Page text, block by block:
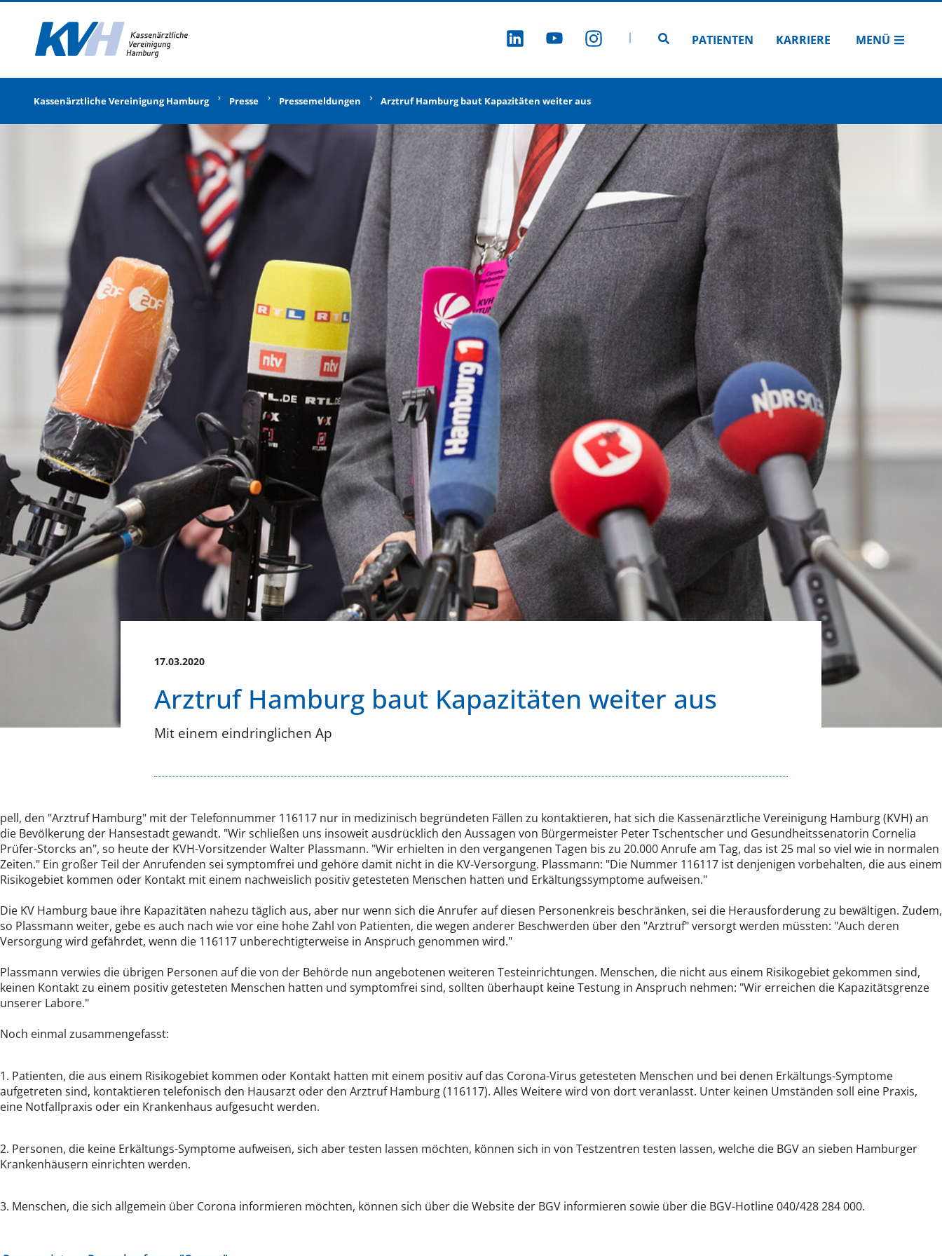
ZU LINKEDIN
ZU YOUTUBE
ZU INSTAGRAM
Zur Seitensuche
PATIENTEN KARRIERE MENÜ
Kassenärztliche Vereinigung Hamburg Presse Pressemeldungen Arztruf Hamburg baut Kapazitäten weiter aus
17.03.2020
Arztruf Hamburg baut Kapazitäten weiter aus
Mit einem eindringlichen Ap
pell, den "Arztruf Hamburg" mit der Telefonnummer 116117 nur in medizinisch begründeten Fällen zu kontaktieren, hat sich die Kassenärztliche Vereinigung Hamburg (KVH) an
die Bevölkerung der Hansestadt gewandt. "Wir schließen uns insoweit ausdrücklich den Aussagen von Bürgermeister Peter Tschentscher und Gesundheitssenatorin Cornelia
Prüfer-Storcks an", so heute der KVH-Vorsitzender Walter Plassmann. "Wir erhielten in den vergangenen Tagen bis zu 20.000 Anrufe am Tag, das ist 25 mal so viel wie in normalen
Zeiten." Ein großer Teil der Anrufenden sei symptomfrei und gehöre damit nicht in die KV-Versorgung. Plassmann: "Die Nummer 116117 ist denjenigen vorbehalten, die aus einem
Risikogebiet kommen oder Kontakt mit einem nachweislich positiv getesteten Menschen hatten und Erkältungssymptome aufweisen."
Die KV Hamburg baue ihre Kapazitäten nahezu täglich aus, aber nur wenn sich die Anrufer auf diesen Personenkreis beschränken, sei die Herausforderung zu bewältigen. Zudem,
so Plassmann weiter, gebe es auch nach wie vor eine hohe Zahl von Patienten, die wegen anderer Beschwerden über den "Arztruf" versorgt werden müssten: "Auch deren
Versorgung wird gefährdet, wenn die 116117 unberechtigterweise in Anspruch genommen wird."
Plassmann verwies die übrigen Personen auf die von der Behörde nun angebotenen weiteren Testeinrichtungen. Menschen, die nicht aus einem Risikogebiet gekommen sind,
keinen Kontakt zu einem positiv getesteten Menschen hatten und symptomfrei sind, sollten überhaupt keine Testung in Anspruch nehmen: "Wir erreichen die Kapazitätsgrenze
unserer Labore."
Noch einmal zusammengefasst:
1. Patienten, die aus einem Risikogebiet kommen oder Kontakt hatten mit einem positiv auf das Corona-Virus getesteten Menschen und bei denen Erkältungs-Symptome
aufgetreten sind, kontaktieren telefonisch den Hausarzt oder den Arztruf Hamburg (116117). Alles Weitere wird von dort veranlasst. Unter keinen Umständen soll eine Praxis,
eine Notfallpraxis oder ein Krankenhaus aufgesucht werden.
2. Personen, die keine Erkältungs-Symptome aufweisen, sich aber testen lassen möchten, können sich in von Testzentren testen lassen, welche die BGV an sieben Hamburger
Krankenhäusern einrichten werden.
3. Menschen, die sich allgemein über Corona informieren möchten, können sich über die Website der BGV informieren sowie über die BGV-Hotline 040/428 284 000.